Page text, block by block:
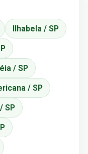
Ilhabela / SP
/ SP
/ SP
SP